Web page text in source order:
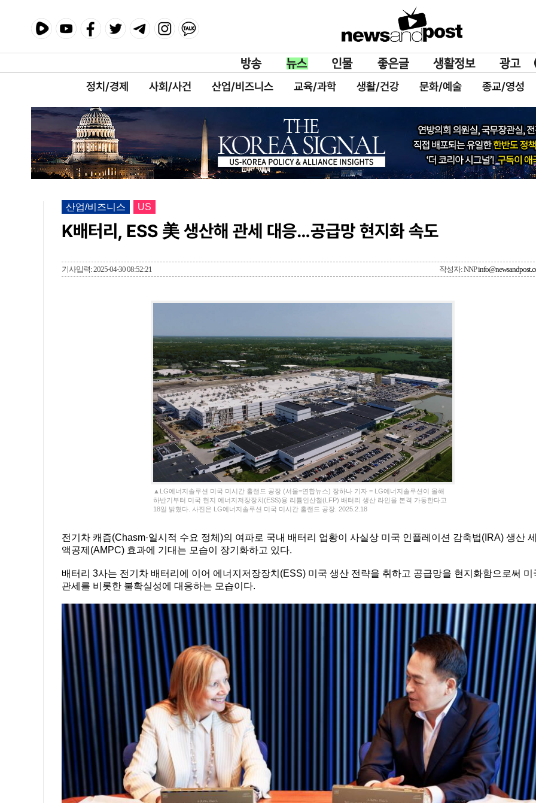
정치/경제 사회/사건 산업/비즈니스 교육/과학 생활/건강 문화/예술 종교/영성
산업/비즈니스 US
K배터리, ESS 美 생산해 관세 대응…공급망 현지화 속도
기사입력: 2025-04-30 08:52:21 작성자: NNP
▲LG에너지솔루션 미국 미시간 홀랜드 공장 (서울=연합뉴스) 장하나 기자 = LG에너지솔루션이 올해
하반기부터 미국 현지 에너지저장장치(ESS)용 리튬인산철(LFP) 배터리 생산 라인을 본격 가동한다고
18일 밝혔다. 사진은 LG에너지솔루션 미국 미시간 홀랜드 공장. 2025.2.18
전기차 캐즘(Chasm·일시적 수요 정체)의 여파로 국내 배터리 업황이 사실상 미국 인플레이션 감축법(IRA) 생산
액공제(AMPC) 효과에 기대는 모습이 장기화하고 있다.
배터리 3사는 전기차 배터리에 이어 에너지저장장치(ESS) 미국 생산 전략을 취하고 공급망을 현지화함으로써 미
관세를 비롯한 불확실성에 대응하는 모습이다.